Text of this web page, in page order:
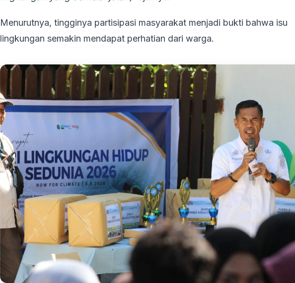
Menurutnya, tingginya partisipasi masyarakat menjadi bukti bahwa isu
lingkungan semakin mendapat perhatian dari warga.